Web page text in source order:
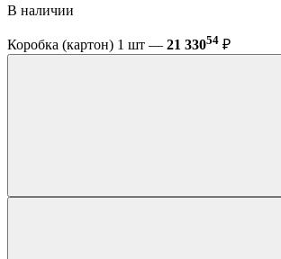
В наличии
Коробка (картон) 1 шт — 21 33054 ₽